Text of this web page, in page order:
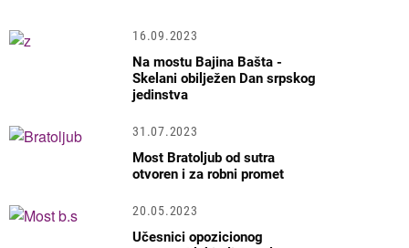
16.09.2023
Na mostu Bajina Bašta -
Skelani obilježen Dan srpskog
jedinstva
31.07.2023
Most Bratoljub od sutra
otvoren i za robni promet
20.05.2023
Učesnici opozicionog